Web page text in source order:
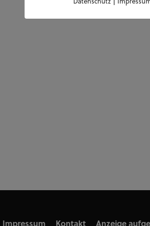
Impressum Kontakt Anzeige